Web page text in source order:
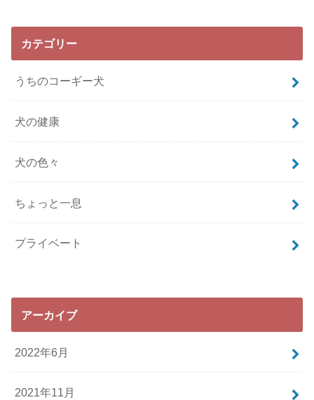
カテゴリー
うちのコーギー犬
犬の健康
犬の色々
ちょっと一息
プライベート
アーカイブ
2022年6月
2021年11月